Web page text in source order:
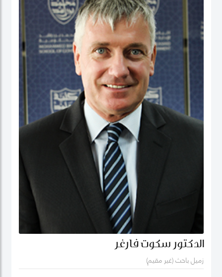
عمل في كلية الأعمال، والاقتصاد والدراسات السياسية ومعهد الدراسات السياسية كقائد
برنامج لدراسات الخريجين. ومنذ بداية مسيرته المهنية الأكاديمية، تميز الدكتور حبيب الرحمن
بنشاط كبير في إجراء البحوث حيث نشرت العديد من بحوثه في دوريات محكمة وله أيضاً
عدد من الكتب التي قام بتحريرها. كما قدم أوراقاً، وأدار جلسات حوارية في عدة مؤتمرات
الدكتور سكوت فارغر
زميل باحث (غير مقيم)